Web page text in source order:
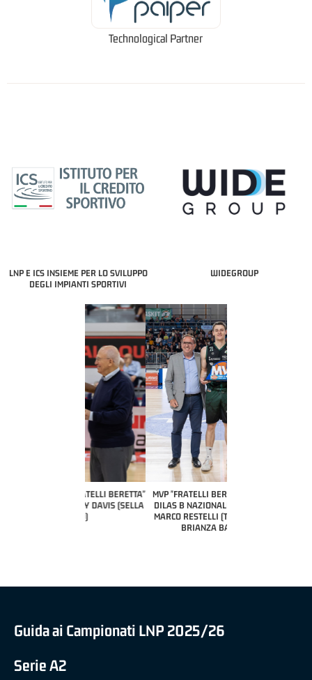
Technological Partner
LNP E ICS INSIEME PER LO SVILUPPO
DEGLI IMPIANTI SPORTIVI
WIDEGROUP
MVP "FRATELLI BERETTA" SAMUEL
DILAS B NAZIONALE APRILE '26 -
MARCO RESTELLI (TAV TREVIGLIO
BRIANZA BASKET)
Guida ai Campionati LNP 2025/26
Serie A2